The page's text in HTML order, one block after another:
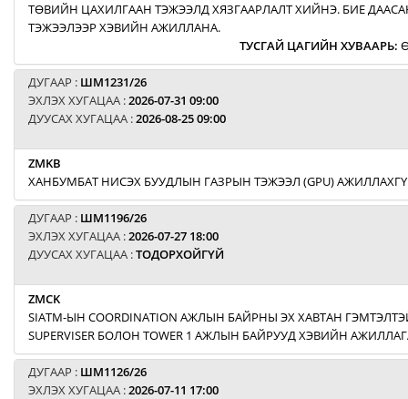
ТӨВИЙН ЦАХИЛГААН ТЭЖЭЭЛД ХЯЗГААРЛАЛТ ХИЙНЭ. БИЕ
ТЭЖЭЭЛЭЭР ХЭВИЙН АЖИЛЛАНА.
ТУСГАЙ ЦАГИЙН ХУВААРЬ:
ДУГААР : ШМ1231/26
ЭХЛЭХ ХУГАЦАА :2026-07-31 09:00
ДУУСАХ ХУГАЦАА :2026-08-25 09:00
ZMKB
ХАНБУМБАТ НИСЭХ БУУДЛЫН ГАЗРЫН ТЭЖЭЭЛ (GPU)
ДУГААР : ШМ1196/26
ЭХЛЭХ ХУГАЦАА :2026-07-27 18:00
ДУУСАХ ХУГАЦАА :ТОДОРХОЙГҮЙ
ZMCK
SIATM-ЫН COORDINATION АЖЛЫН БАЙРНЫ ЭХ ХАВТАН
SUPERVISER БОЛОН TOWER 1 АЖЛЫН БАЙРУУД ХЭВИЙН
ДУГААР : ШМ1126/26
ЭХЛЭХ ХУГАЦАА :2026-07-11 17:00